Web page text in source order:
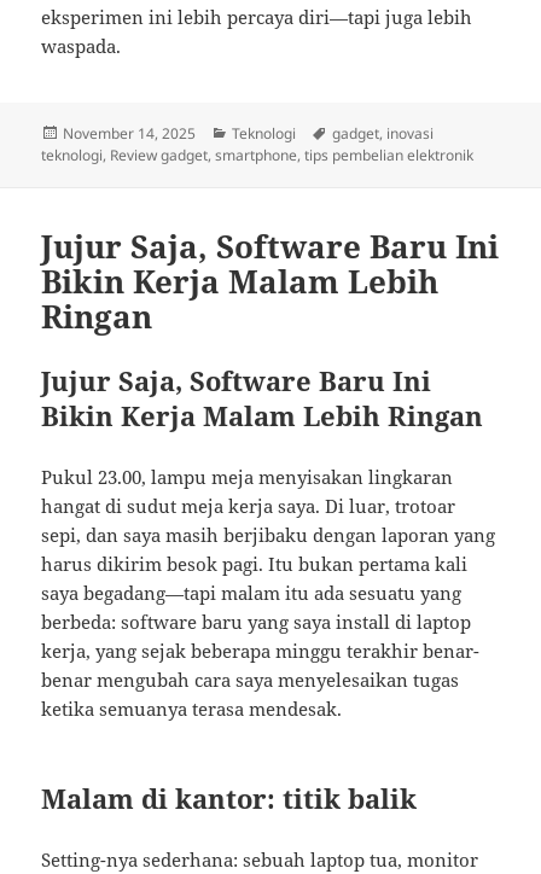
eksperimen ini lebih percaya diri—tapi juga lebih
waspada.
Posted
on
November 14, 2025 Categories
Teknologi Tags
gadget, inovasi
teknologi, Review gadget,smartphone,tips pembelian elektronik
Jujur Saja, Software Baru Ini
Bikin Kerja Malam Lebih
Ringan
Jujur Saja, Software Baru Ini
Bikin Kerja Malam Lebih Ringan
Pukul 23.00, lampu meja menyisakan lingkaran
hangat di sudut meja kerja saya. Di luar, trotoar
sepi, dan saya masih berjibaku dengan laporan yang
harus dikirim besok pagi. Itu bukan pertama kali
saya begadang—tapi malam itu ada sesuatu yang
berbeda: software baru yang saya install di laptop
kerja, yang sejak beberapa minggu terakhir benar-
benar mengubah cara saya menyelesaikan tugas
ketika semuanya terasa mendesak.
Malam di kantor: titik balik
Setting-nya sederhana: sebuah laptop tua, monitor